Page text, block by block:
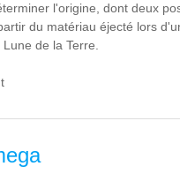
l'origine, dont deux
du matériau éjecté lors
de la Terre.